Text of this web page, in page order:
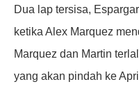
Dua lap tersisa,
ketika Alex Marquez
Marquez dan Martin
yang akan pindah ke